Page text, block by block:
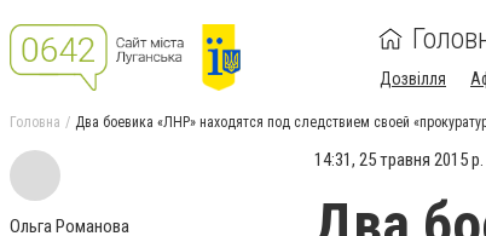
Дозвілля
Головна Два боевика «ЛНР» находятся под следствием своей
Ольга Романова
14:31, 25 травня 2015 р.